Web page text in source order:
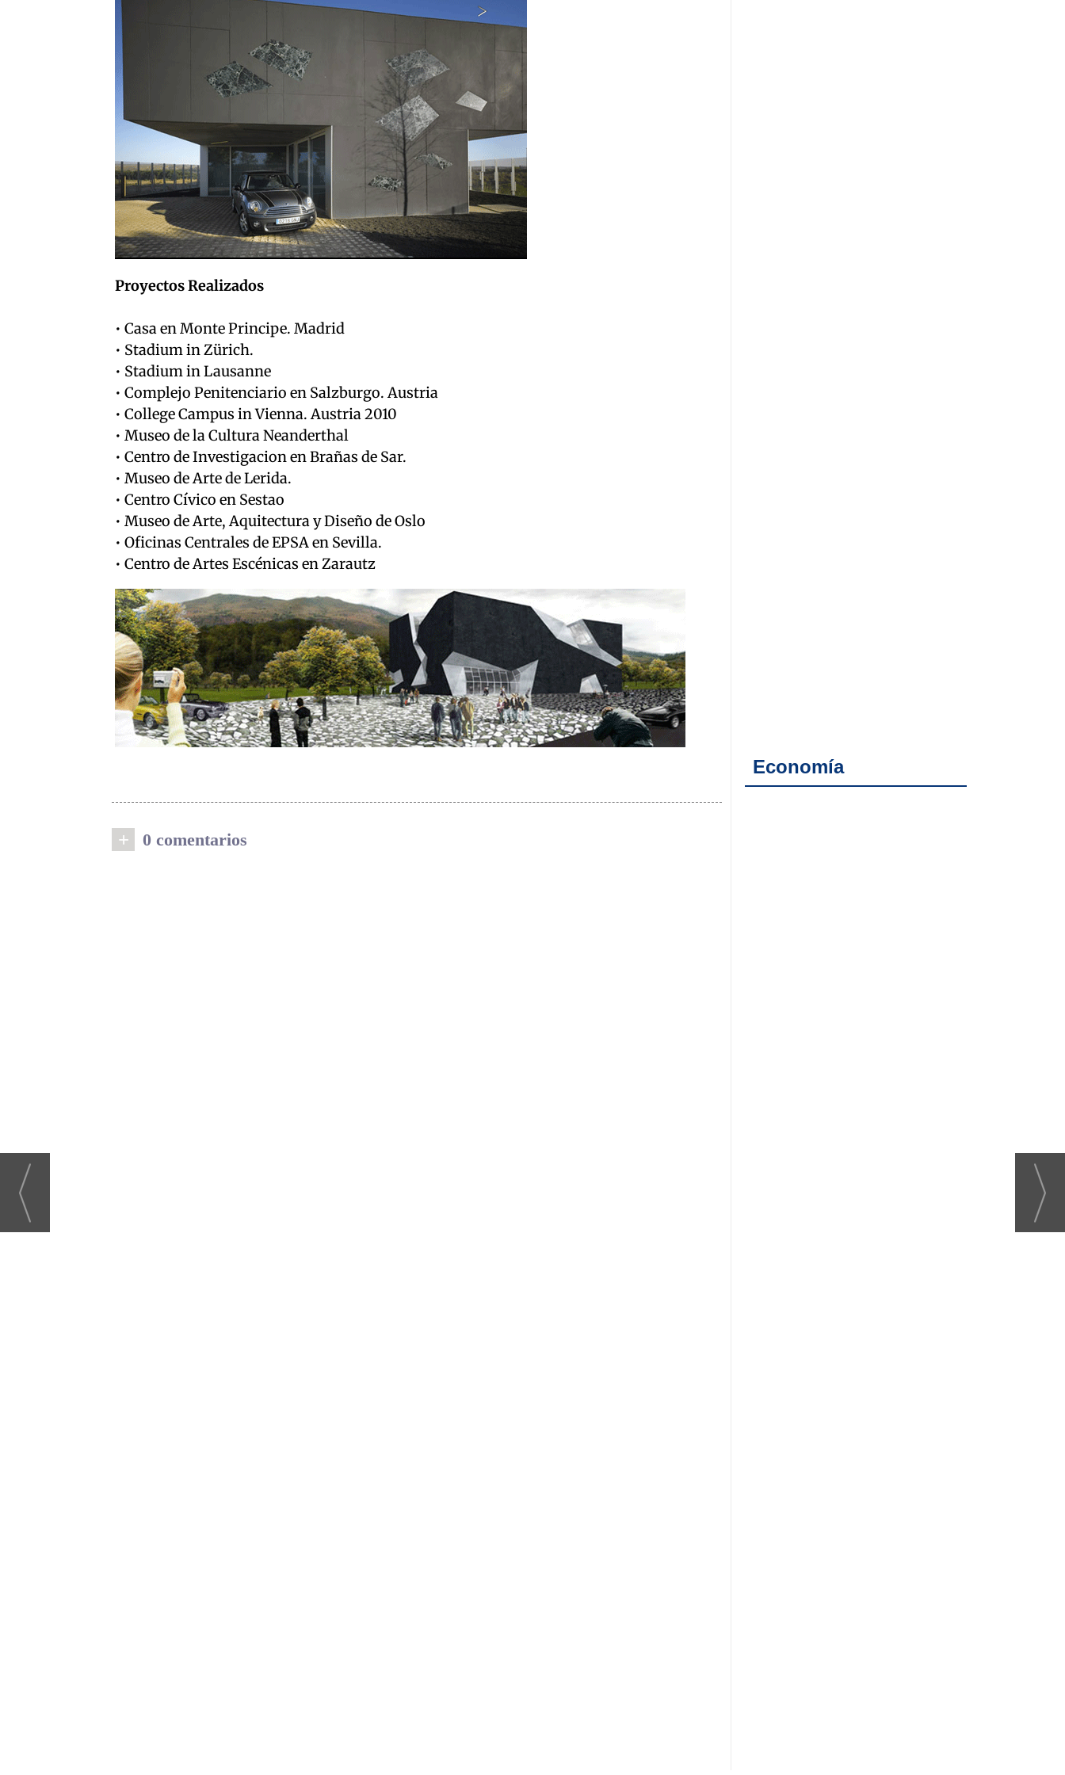
Proyectos Realizados
• Casa en Monte Principe. Madrid
• Stadium in Zürich.
• Stadium in Lausanne
• Complejo Penitenciario en Salzburgo. Austria
• College Campus in Vienna. Austria 2010
• Museo de la Cultura Neanderthal
• Centro de Investigacion en Brañas de Sar.
• Museo de Arte de Lerida.
• Centro Cívico en Sestao
• Museo de Arte, Aquitectura y Diseño de Oslo
• Oficinas Centrales de EPSA en Sevilla.
• Centro de Artes Escénicas en Zarautz
+ 0 comentarios
Economía